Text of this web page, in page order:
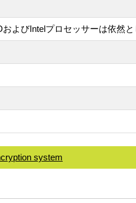
よびIntelプロセッサーは依然
system